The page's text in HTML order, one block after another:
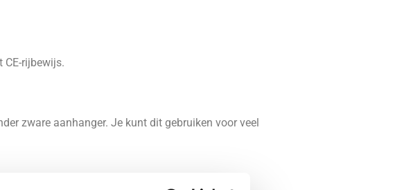
rijbewijs.
zware aanhanger. Je kunt dit gebruiken voor veel